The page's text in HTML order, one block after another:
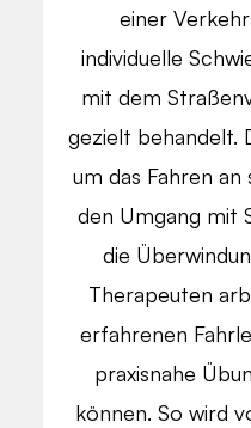
einer
individuelle
mit dem
gezielt behandelt.
um das Fahren
den Umgang mit
die
Therapeuten
erfahrenen
praxisnahe
können. So wird